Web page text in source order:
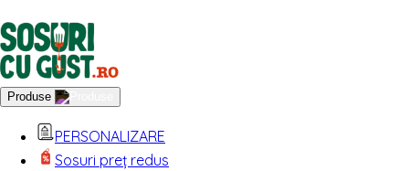
Produse
PERSONALIZARE
Sosuri preț redus